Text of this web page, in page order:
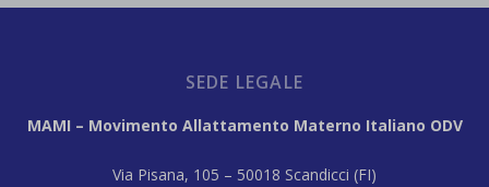
SEDE LEGALE
MAMI – Movimento Allattamento Materno Italiano ODV
Via Pisana, 105 – 50018 Scandicci (FI)